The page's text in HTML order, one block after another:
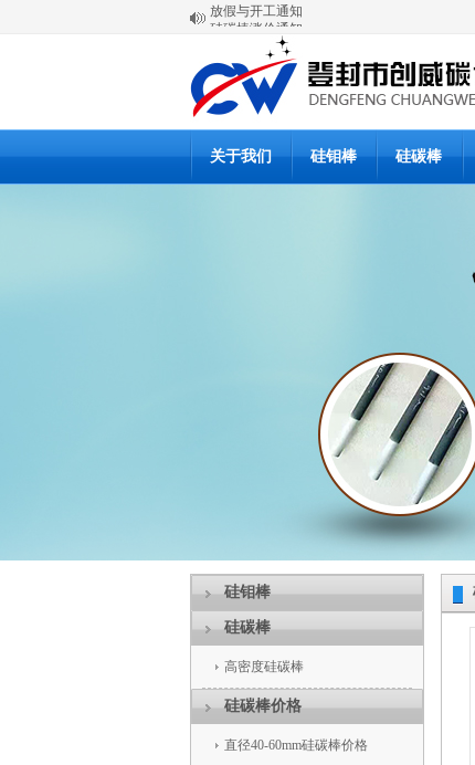
硅碳棒涨价通知
登封市创威高温材料有限公司
6月20日硅碳棒批发价格
6月19日硅碳棒价格
硅碳棒使用说明书
硅碳棒使用说明书
硅碳棒价格下浮调整通知
放假与开工通知
关于我们 硅钼棒 硅碳棒
硅钼棒
硅碳棒
高密度硅碳棒
硅碳棒价格
直径40-60mm硅碳棒价格